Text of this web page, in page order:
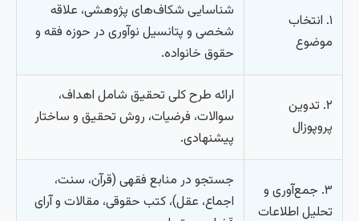
۱. انتخاب
موضوع
شناسایی شکاف‌های پژوهشی، علاقه
شخصی و پتانسیل نوآوری در حوزه فقه و
حقوق خانواده.
۲. تدوین
پروپوزال
ارائه طرح کلی تحقیق شامل اهداف،
سوالات، فرضیات، روش تحقیق و ساختار
پیشنهادی.
۳. جمع‌آوری و
تحلیل اطلاعات
جستجو در منابع فقهی (قرآن، سنت،
اجماع، عقل)، کتب حقوقی، مقالات و آرای